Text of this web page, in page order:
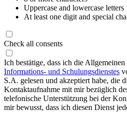
Uppercase and lowercase letters
At least one digit and special
Check all consents
Ich bestätige, dass ich die
Informations- und Schulungsdienstes
S.A. gelesen und akzeptiert habe, die
Kontaktaufnahme mit mir bezüglich
telefonische Unterstützung bei der
mir bewusst, dass ich diesen Dienst